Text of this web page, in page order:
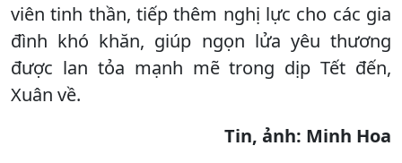
viên tinh thần, tiếp thêm nghị lực cho các gia
đình khó khăn, giúp ngọn lửa yêu thương
được lan tỏa mạnh mẽ trong dịp Tết đến,
Xuân về.
Tin, ảnh: Minh Hoa